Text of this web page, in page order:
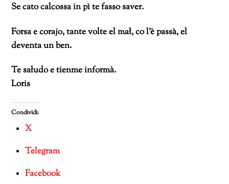
Se cato calcossa in pì te fasso saver.
Forsa e corajo, tante volte el mał, co l’è passà, el
deventa un ben.
Te sałudo e tienme informà.
Loris
Condividi:
X
Telegram
Facebook